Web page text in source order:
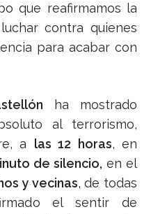
que reafirmamos la
contra quienes
para acabar con
ha mostrado
al terrorismo,
a las 12 horas, en
de silencio, en el
y vecinas, de todas
el sentir de